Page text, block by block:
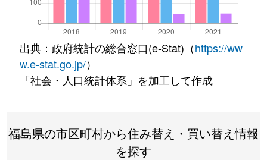
出典：政府統計の総合窓口(e-Stat)（https://ww
w.e-stat.go.jp/）
「社会・人口統計体系」を加工して作成
福島県の市区町村から住み替え・買い替え情報
を探す